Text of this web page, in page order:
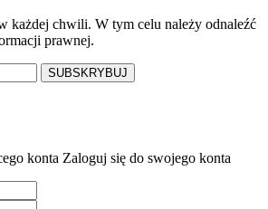
każdej chwili. W tym celu należy odnaleźć
prawnej.
SUBSKRYBUJ
konta Zaloguj się do swojego konta